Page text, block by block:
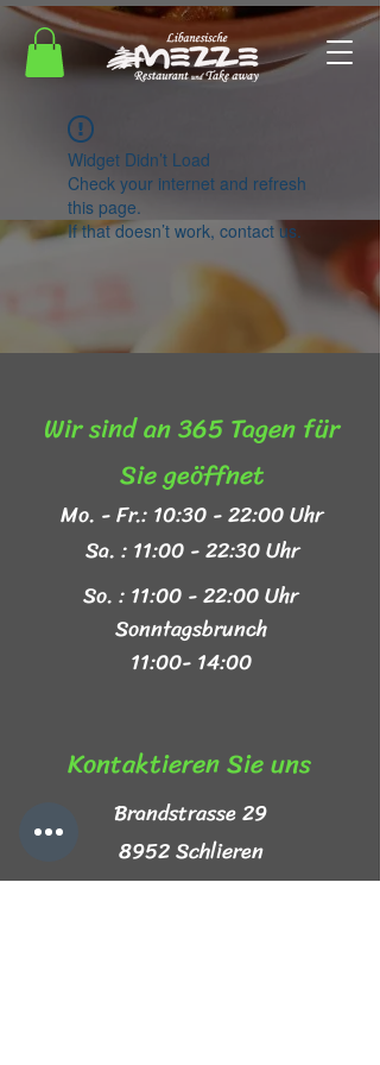
Widget Didn’t Load
Check your internet and refresh
this page.
If that doesn’t work, contact us.
Wir sind an 365 Tagen für
Sie geöffnet​
Mo. - Fr.: 10:30 - 22:00 Uhr
Sa. : 11:00 - 22:30 Uhr
So. : 11:00 - 22:00 Uhr
Sonntagsbrunch
11:00- 14:00
Kontaktieren Sie uns​
Brandstrasse 29
8952 Schlieren
+41 44 999 44 44